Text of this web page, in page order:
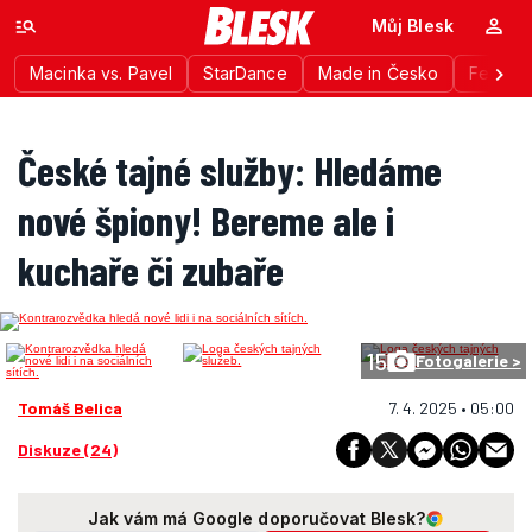
Macinka vs. Pavel StarDance Made in Česko
Můj Blesk
České tajné služby: Hledáme
nové špiony! Bereme ale i
kuchaře či zubaře
15 Fotogalerie >
Tomáš Belica 7. 4. 2025 • 05:00
Diskuze (24)
Jak vám má Google doporučovat Blesk?